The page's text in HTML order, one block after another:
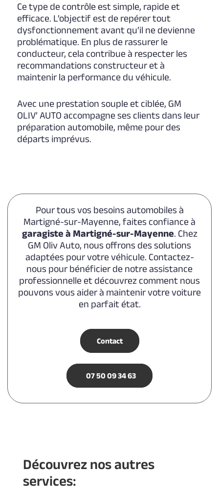
Ce type de contrôle est simple, rapide et
efficace. L’objectif est de repérer tout
dysfonctionnement avant qu’il ne devienne
problématique. En plus de rassurer le
conducteur, cela contribue à respecter les
recommandations constructeur et à
maintenir la performance du véhicule.
Avec une prestation souple et ciblée, GM
OLIV’ AUTO accompagne ses clients dans leur
préparation automobile, même pour des
départs imprévus.
Pour tous vos besoins automobiles à
Martigné-sur-Mayenne, faites confiance à
garagiste à Martigné-sur-Mayenne. Chez
GM Oliv Auto, nous offrons des solutions
adaptées pour votre véhicule. Contactez-
nous pour bénéficier de notre assistance
professionnelle et découvrez comment nous
pouvons vous aider à maintenir votre voiture
en parfait état.
Contact
07 50 09 34 63
Découvrez nos autres
services: